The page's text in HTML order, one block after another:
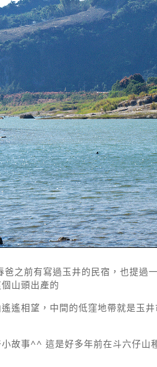
之前有寫過玉井的民宿，也提過
山頭出產的
遙相望，中間的低窪地帶就是玉
故事^^ 這是好多年前在斗六仔山